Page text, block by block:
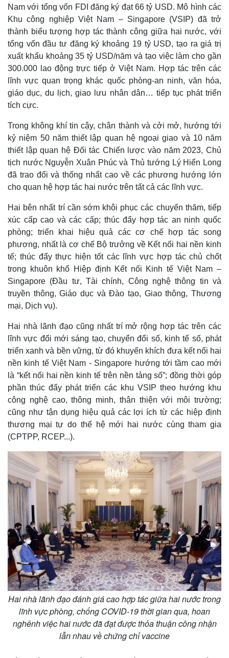
Cuộc sống đó đây
Hồ sơ
Ảnh
E-Magazine
Infographic
Kinh tế
Bất động sản
Khởi nghiệp
Thị trường
Giá vàng
Tiêu dùng
Tỷ giá
Chứng khoán
Giá cà phê
Nam với tổng vốn FDI đăng ký đạt 66 tỷ USD. Mô hình các
Khu công nghiệp Việt Nam – Singapore (VSIP) đã trở
thành biểu tượng hợp tác thành công giữa hai nước, với
tổng vốn đầu tư đăng ký khoảng 19 tỷ USD, tạo ra giá trị
xuất khẩu khoảng 35 tỷ USD/năm và tạo việc làm cho gần
300.000 lao động trực tiếp ở Việt Nam. Hợp tác trên các
lĩnh vực quan trọng khác quốc phòng-an ninh, văn hóa,
giáo dục, du lịch, giao lưu nhân dân… tiếp tục phát triển
tích cực.
Trong không khí tin cậy, chân thành và cởi mở, hướng tới
kỷ niệm 50 năm thiết lập quan hệ ngoại giao và 10 năm
thiết lập quan hệ Đối tác Chiến lược vào năm 2023, Chủ
tịch nước Nguyễn Xuân Phúc và Thủ tướng Lý Hiển Long
đã trao đổi và thống nhất cao về các phương hướng lớn
cho quan hệ hợp tác hai nước trên tất cả các lĩnh vực.
Hai bên nhất trí cần sớm khôi phục các chuyến thăm, tiếp
xúc cấp cao và các cấp; thúc đẩy hợp tác an ninh quốc
phòng; triển khai hiệu quả các cơ chế hợp tác song
phương, nhất là cơ chế Bộ trưởng về Kết nối hai nền kinh
tế; thúc đẩy thực hiện tốt các lĩnh vực hợp tác chủ chốt
trong khuôn khổ Hiệp định Kết nối Kinh tế Việt Nam –
Singapore (Đầu tư, Tài chính, Công nghệ thông tin và
truyền thông, Giáo dục và Đào tạo, Giao thông, Thương
mại, Dịch vụ).
Hai nhà lãnh đạo cũng nhất trí mở rộng hợp tác trên các
lĩnh vực đổi mới sáng tạo, chuyển đổi số, kinh tế số, phát
triển xanh và bền vững, từ đó khuyến khích đưa kết nối hai
nền kinh tế Việt Nam - Singapore hướng tới tầm cao mới
là “kết nối hai nền kinh tế trên nền tảng số”; đồng thời góp
phần thúc đẩy phát triển các khu VSIP theo hướng khu
công nghệ cao, thông minh, thân thiện với môi trường;
cũng như tận dụng hiệu quả các lợi ích từ các hiệp định
thương mại tự do thế hệ mới hai nước cùng tham gia
(CPTPP, RCEP...).
Hai nhà lãnh đạo đánh giá cao hợp tác giữa hai nước trong
lĩnh vực phòng, chống COVID-19 thời gian qua, hoan
nghênh việc hai nước đã đạt được thỏa thuận công nhận
lẫn nhau về chứng chỉ vaccine